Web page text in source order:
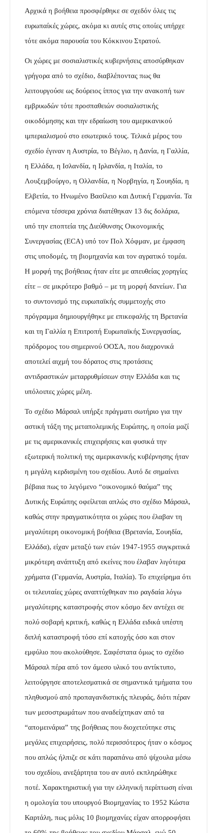
Αρχικά η βοήθεια προσφέρθηκε σε σχεδόν όλες τις
ευρωπαίκές χώρες, ακόμα κι αυτές στις οποίες υπήρχε
τότε ακόμα παρουσία του Κόκκινου Στρατού.
Οι χώρες με σοσιαλιστικές κυβερνήσεις αποσύρθηκαν
γρήγορα από το σχέδιο, διαβλέποντας πως θα
λειτουργούσε ως δούρειος ίππος για την ανακοπή των
εμβρυωδών τότε προσπαθειών σοσιαλιστικής
οικοδόμησης και την εδραίωση του αμερικανικού
ιμπεριαλισμού στο εσωτερικό τους. Τελικά μέρος του
σχεδίο έγιναν η Αυστρία, το Βέγλιο, η Δανία, η Γαλλία,
η Ελλάδα, η Ισλανδία, η Ιρλανδία, η Ιταλία, το
Λουξεμβούργο, η Ολλανδία, η Νορβηγία, η Σουηδία, η
Ελβετία, το Ηνωμένο Βασίλειο και Δυτική Γερμανία. Τα
επόμενα τέσσερα χρόνια διατέθηκαν 13 δις δολάρια,
υπό την εποπτεία της Διεύθυνσης Οικονομικής
Συνεργασίας (ECA) υπό τον Πολ Χόφμαν, με έμφαση
στις υποδομές, τη βιομηχανία και τον αγρατικό τομέα.
Η μορφή της βοήθειας ήταν είτε με απευθείας χορηγίες
είτε – σε μικρότερο βαθμό – με τη μορφή δανείων. Για
το συντονισμό της ευρωπαϊκής συμμετοχής στο
πρόγραμμα δημιουργήθηκε με επικεφαλής τη Βρετανία
και τη Γαλλία η Επιτροπή Ευρωπαϊκής Συνεργασίας,
πρόδρομος του σημερινού ΟΟΣΑ, που διαχρονικά
αποτελεί αιχμή του δόρατος στις προτάσεις
αντιδραστικών μεταρρυθμίσεων στην Ελλάδα και τις
υπόλοιπες χώρες μέλη.
Το σχέδιο Μάρσαλ υπήρξε πράγματι σωτήριο για την
αστική τάξη της μεταπολεμικής Ευρώπης, η οποία μαζί
με τις αμερικανικές επιχειρήσεις και φυσικά την
εξωτερική πολιτική της αμερικανικής κυβέρνησης ήταν
η μεγάλη κερδισμένη του σχεδίου. Αυτό δε σημαίνει
βέβαια πως το λεγόμενο “οικονομικό θαύμα” της
Δυτικής Ευρώπης οφείλεται απλώς στο σχέδιο Μάρσαλ,
καθώς στην πραγματικότητα οι χώρες που έλαβαν τη
μεγαλύτερη οικονομική βοήθεια (Βρετανία, Σουηδία,
Ελλάδα), είχαν μεταξύ των ετών 1947-1955 συγκριτικά
μικρότερη ανάπτυξη από εκείνες που έλαβαν λιγότερα
χρήματα (Γερμανία, Αυστρία, Ιταλία). Το επιχείρημα ότι
οι τελευταίες χώρες αναπτύχθηκαν πιο ραγδαία λόγω
μεγαλύτερης καταστροφής στον κόσμο δεν αντέχει σε
πολύ σοβαρή κριτική, καθώς η Ελλάδα ειδικά υπέστη
διπλή καταστροφή τόσο επί κατοχής όσο και στον
εμφύλιο που ακολούθησε. Σαφέστατα όμως το σχέδιο
Μάρσαλ πέρα από τον άμεσο υλικό του αντίκτυπο,
λειτούργησε αποτελεσματικά σε σημαντικά τμήματα του
πληθυσμού από προπαγανδιστικής πλευράς, διότι πέραν
των μεσοστρωμάτων που αναδείχτηκαν από τα
“απομεινάρια” της βοήθειας που διοχετεύτηκε στις
μεγάλες επιχειρήσεις, πολύ περισσότερος ήταν ο κόσμος
που απλώς ήλπιζε σε κάτι παραπάνω από ψίχουλα μέσω
του σχεδίου, ανεξάρτητα του αν αυτό εκπληρώθηκε
ποτέ. Χαρακτηριστική για την ελληνική περίπτωση είναι
η ομολογία του υπουργού Βιομηχανίας το 1952 Κώστα
Καρτάλη, πως μόλις 10 βιομηχανίες είχαν απορροφήσει